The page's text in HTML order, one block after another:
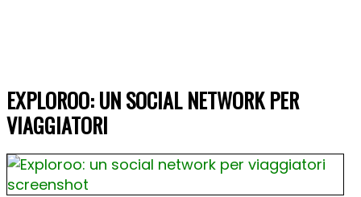
EXPLOROO: UN SOCIAL NETWORK PER
VIAGGIATORI